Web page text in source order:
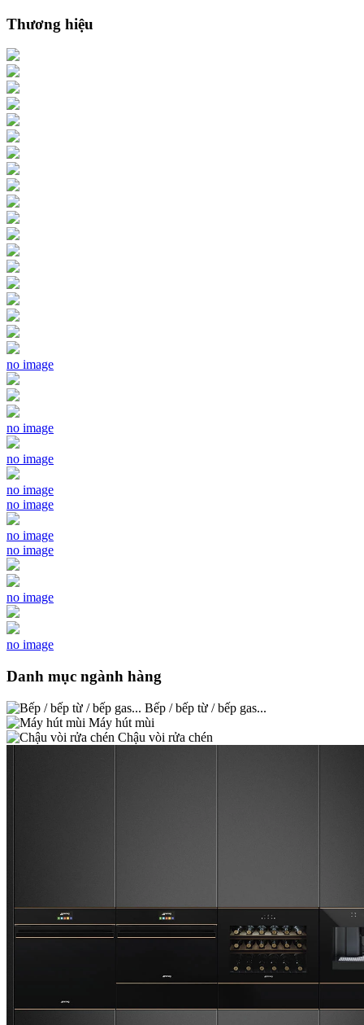
Thương hiệu
no image
no image
no image
no image
no image
no image
no image
no image
no image
Danh mục ngành hàng
Bếp / bếp từ / bếp gas...
Máy hút mùi
Chậu vòi rửa chén